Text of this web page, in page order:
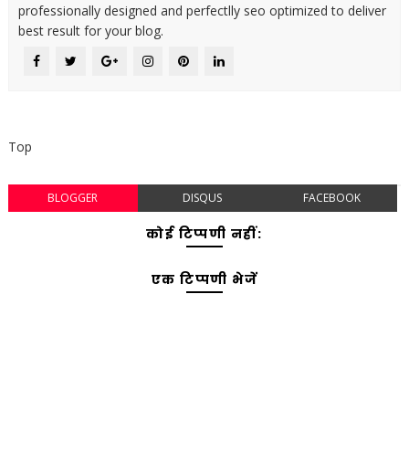
professionally designed and perfectlly seo optimized to deliver
best result for your blog.
Top
BLOGGER DISQUS FACEBOOK
कोई टिप्पणी नहीं:
एक टिप्पणी भेजें